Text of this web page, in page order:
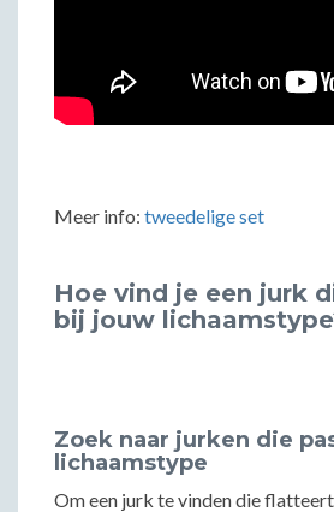
Meer info: tweedelige set
Hoe vind je een jurk
bij jouw
Zoek naar jurken die
lichaamstype
Om een jurk te vinden die